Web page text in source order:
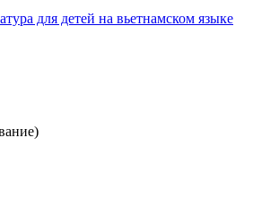
для детей на вьетнамском языке